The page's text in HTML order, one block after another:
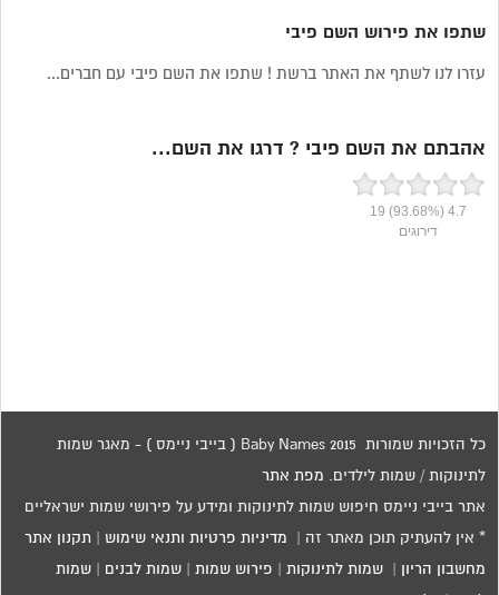
שתפו את פירוש השם פיבי
עזרו לנו לשתף את האתר ברשת ! שתפו את השם פיבי עם חברים...
אהבתם את השם פיבי ? דרגו את השם...
4.7
(93.68%)
19
דירוגים
כל הזכויות שמורות 2015 Baby Names ( בייבי ניימס ) - מאגר שמות
לתינוקות / שמות לילדים. מפת אתר
אתר בייבי ניימס חיפוש שמות לתינוקות ומידע על פירושי שמות ישראליים
* אין להעתיק תוכן מאתר זה | מדיניות פרטיות ותנאי שימוש תקנון אתר
מחשבון הריון |שמות לתינוקות פירוש שמות |שמות לבנים |שמות